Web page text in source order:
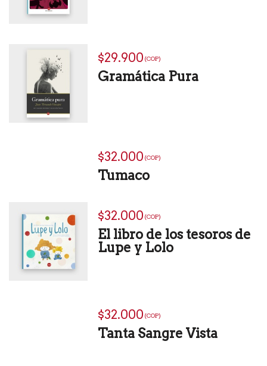
$29.900(COP)
Gramática Pura
$32.000(COP)
Tumaco
$32.000(COP)
El libro de los tesoros de
Lupe y Lolo
$32.000(COP)
Tanta Sangre Vista